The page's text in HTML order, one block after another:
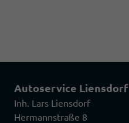
Autoservice Liensdorf
Inh. Lars Liensdorf
Hermannstraße 8